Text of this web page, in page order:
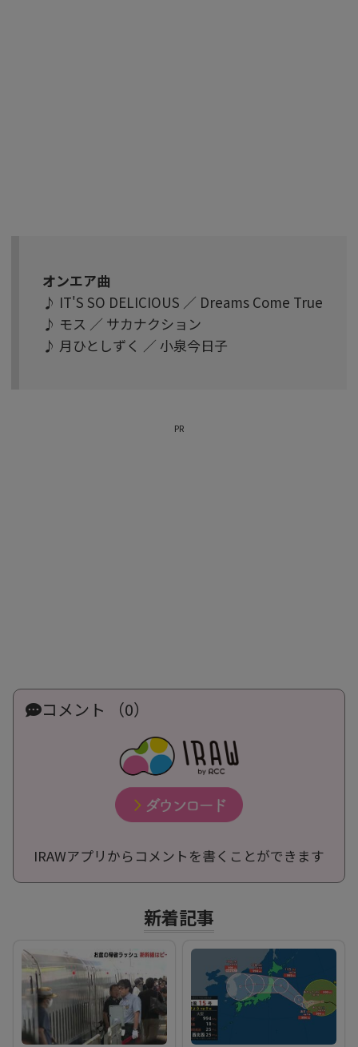
オンエア曲
♪ IT'S SO DELICIOUS ／ Dreams Come True
♪ モス ／ サカナクション
♪ 月ひとしずく ／ 小泉今日子
PR
コメント （0）
IRAWアプリからコメントを書くことができます
新着記事